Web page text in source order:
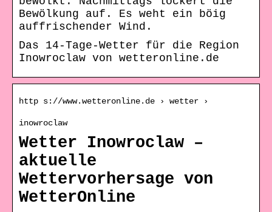
Bewölkung auf. Es weht ein böig
auffrischender Wind.
Das 14-Tage-Wetter für die Region
Inowroclaw von wetteronline.de
http s://www.wetteronline.de › wetter ›
inowroclaw
Wetter Inowroclaw –
aktuelle
Wettervorhersage von
WetterOnline